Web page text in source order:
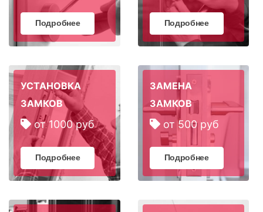
Подробнее Подробнее
УСТАНОВКА
ЗАМКОВ
от 1000 руб
Подробнее
ЗАМЕНА
ЗАМКОВ
от 500 руб
Подробнее